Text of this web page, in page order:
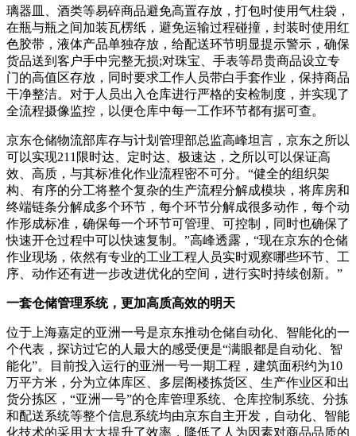
璃器皿、酒类等易碎商品避免高置存放，打包时使用气柱袋，
在瓶与瓶之间加装瓦楞纸，避免运输过程碰撞，封装时使用红
色胶带，液体产品单独存放，给配送环节明显提示警示，确保
货品送到客户手中完整无损;对珠宝、手表等昂贵商品设立专
门的高值区存放，同时要求工作人员带白手套作业，保持商品
干净整洁。对于人员出入仓库进行严格的安检制度，并实现了
全流程摄像监控，以便仓库中每一工作环节都有据可查。
京东仓储物流部库存与计划管理部总监高峰坦言，京东之所以
可以实现211限时达、定时达、极速达，之所以可以保证高
效、高质，与其标准化作业流程密不可分。“健全的组织架
构、有序的分工将整个复杂的生产流程分解成模块，将库房和
终端链条分解成多个环节，每个环节分解成很多动作，每个动
作形成标准，确保每一个环节可管理、可控制，同时也确保了
快速开仓过程中可以快速复制。”高峰透露，“现在京东的仓储
作业现场，依然有专业的工业工程人员实时观察哪些环节、工
序、动作还有进一步改进优化的空间，进行实时持续创新。”
一套仓储管理系统，更加高质高效的明天
位于上海嘉定的亚洲一号是京东推动仓储自动化、智能化的一
个代表，探访过它的人最大的感受便是“满眼都是自动化、智
能化”。目前投入运行的亚洲一号一期工程，建筑面积约为10
万平方米，分为立体库区、多层阁楼拣货区、生产作业区和出
货分拣区，“亚洲一号”的仓库管理系统、仓库控制系统、分拣
和配送系统等整个信息系统均由京东自主开发，自动化、智能
化技术的采用大大提升了效率，降低了人为因素对商品品质的